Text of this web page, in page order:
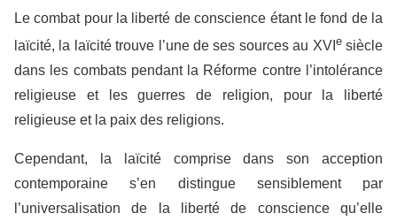
Le combat pour la liberté de conscience étant le fond de la
laïcité, la laïcité trouve l’une de ses sources au XVI esiècle
dans les combats pendant la Réforme contre l’intolérance
religieuse et les guerres de religion, pour la liberté
religieuse et la paix des religions.
Cependant, la laïcité comprise dans son acception
contemporaine s’en distingue sensiblement par
l’universalisation de la liberté de conscience qu’elle